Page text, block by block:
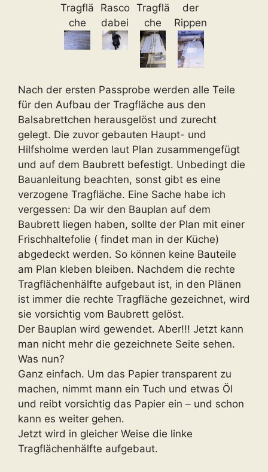
Tragflä
che
Rasco
dabei
Tragflä
che
der
Rippen
Nach der ersten Passprobe werden alle Teile
für den Aufbau der Tragfläche aus den
Balsabrettchen herausgelöst und zurecht
gelegt. Die zuvor gebauten Haupt- und
Hilfsholme werden laut Plan zusammengefügt
und auf dem Baubrett befestigt. Unbedingt die
Bauanleitung beachten, sonst gibt es eine
verzogene Tragfläche. Eine Sache habe ich
vergessen: Da wir den Bauplan auf dem
Baubrett liegen haben, sollte der Plan mit einer
Frischhaltefolie ( findet man in der Küche)
abgedeckt werden. So können keine Bauteile
am Plan kleben bleiben. Nachdem die rechte
Tragflächenhälfte aufgebaut ist, in den Plänen
ist immer die rechte Tragfläche gezeichnet, wird
sie vorsichtig vom Baubrett gelöst.
Der Bauplan wird gewendet. Aber!!! Jetzt kann
man nicht mehr die gezeichnete Seite sehen.
Was nun?
Ganz einfach. Um das Papier transparent zu
machen, nimmt mann ein Tuch und etwas Öl
und reibt vorsichtig das Papier ein – und schon
kann es weiter gehen.
Jetzt wird in gleicher Weise die linke
Tragflächenhälfte aufgebaut.